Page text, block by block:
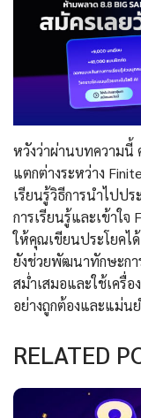
หวังว่าผ่านบทความนี้
แตกต่างระหว่าง
เรียนรู้วิธีการนำไปป
การเรียนรู้และเข้าใ
ให้คุณเขียนประโยคไ
ยังช่วยพัฒนาทักษะกา
สม่ำเสมอและใช้เครื่อ
อย่างถูกต้องและแม่น
RELATED